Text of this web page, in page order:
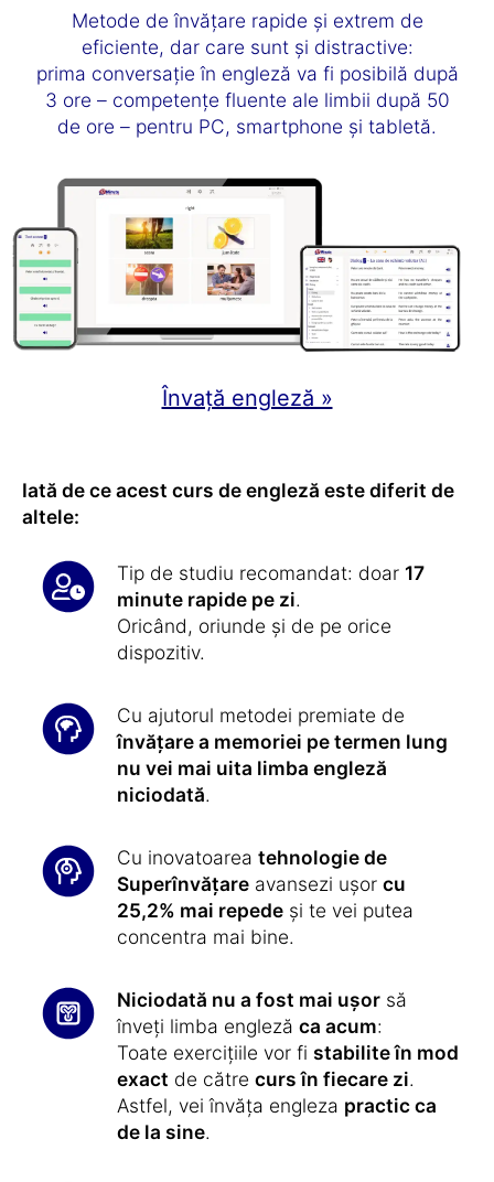
Metode de învățare rapide și extrem de
eficiente, dar care sunt și distractive:
prima conversație în engleză va fi posibilă după
3 ore – competențe fluente ale limbii după 50
de ore – pentru PC, smartphone și tabletă.
Învață engleză »
Iată de ce acest curs de engleză este diferit de
altele:
Tip de studiu recomandat: doar 17
minute rapide pe zi.
Oricând, oriunde și de pe orice
dispozitiv.
Cu ajutorul metodei premiate de
învățare a memoriei pe termen lung
nu vei mai uita limba engleză
niciodată.
Cu inovatoarea tehnologie de
Superînvățare avansezi ușor cu
25,2% mai repede și te vei putea
concentra mai bine.
Niciodată nu a fost mai ușor să
înveți limba engleză ca acum:
Toate exercițiile vor fi stabilite în mod
exact de către curs în fiecare zi.
Astfel, vei învăța engleza practic ca
de la sine.